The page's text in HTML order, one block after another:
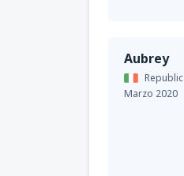
Aubrey
Marzo 2020